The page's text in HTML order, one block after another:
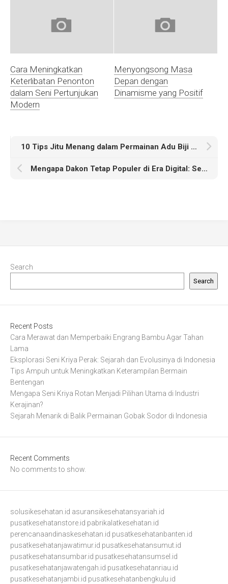
Cara Meningkatkan
Keterlibatan Penonton
dalam Seni Pertunjukan
Modern
Menyongsong Masa
Depan dengan
Dinamisme yang Positif
10 Tips Jitu Menang dalam Permainan Adu Biji untuk Pemula
Mengapa Dakon Tetap Populer di Era Digital: Sejarah dan Manfaatnya
Search
Search
Recent Posts
Cara Merawat dan Memperbaiki Engrang Bambu Agar Tahan
Lama
Eksplorasi Seni Kriya Perak: Sejarah dan Evolusinya di Indonesia
Tips Ampuh untuk Meningkatkan Keterampilan Bermain
Bentengan
Mengapa Seni Kriya Rotan Menjadi Pilihan Utama di Industri
Kerajinan?
Sejarah Menarik di Balik Permainan Gobak Sodor di Indonesia
Recent Comments
No comments to show.
solusikesehatan.id asuransikesehatansyariah.id
pusatkesehatanstore.id pabrikalatkesehatan.id
perencanaandinaskesehatan.id pusatkesehatanbanten.id
pusatkesehatanjawatimur.id pusatkesehatansumut.id
pusatkesehatansumbar.id pusatkesehatansumsel.id
pusatkesehatanjawatengah.id pusatkesehatanriau.id
pusatkesehatanjambi.id pusatkesehatanbengkulu.id